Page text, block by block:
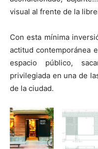
visual al frente de la
Con esta mínima
actitud contemporánea
espacio público,
privilegiada en una de
de la ciudad.